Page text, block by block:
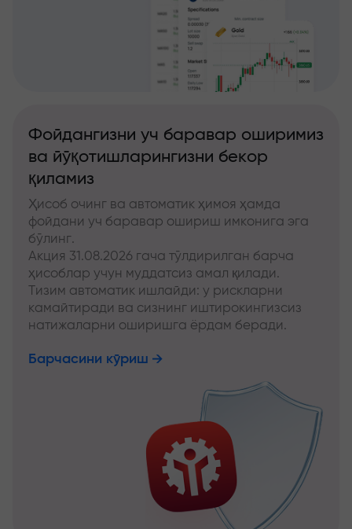
Фойдангизни уч баравар оширимиз
ва йўқотишларингизни бекор
қиламиз
Ҳисоб очинг ва автоматик ҳимоя ҳамда
фойдани уч баравар ошириш имконига эга
бўлинг.
Акция 31.08.2026 гача тўлдирилган барча
ҳисоблар учун муддатсиз амал қилади.
Тизим автоматик ишлайди: у рискларни
камайтиради ва сизнинг иштирокингизсиз
натижаларни оширишга ёрдам беради.
Барчасини кўриш